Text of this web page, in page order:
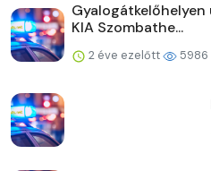
KIA Szombathe...
2 éve ezelőtt 5986